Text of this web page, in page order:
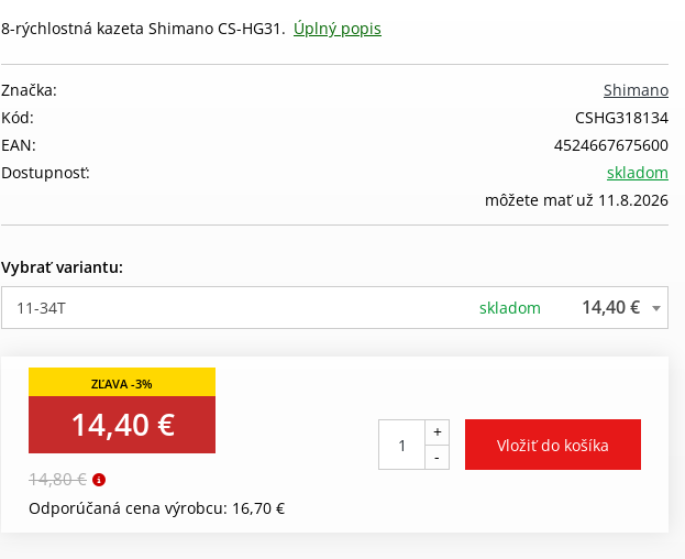
8-rýchlostná kazeta Shimano CS-HG31. Úplný popis
Shimano
Značka:
CSHG318134
Kód:
4524667675600
EAN:
skladom
môžete mať už 11.8.2026
Dostupnosť:
Vybrať variantu:
11-34T
skladom 14,40 €
14,40 €
14,80 €
Odporúčaná cena výrobcu: 16,70 €
+
-